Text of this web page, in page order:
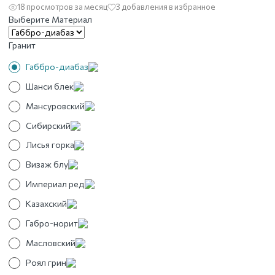
18 просмотров за месяц 3 добавления в избранное
Выберите Материал
Гранит
Габбро-диабаз
Шанси блек
Мансуровский
Сибирский
Лисья горка
Визаж блу
Империал ред
Казахский
Габро-норит
Масловский
Роял грин